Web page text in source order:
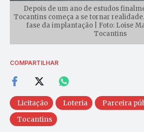
Depois de um ano de estudos
Tocantins começa a se tornar
fase da implantação | Foto: Loise
Tocantins
COMPARTILHAR
Licitação Loteria
Parceira
Tocantins